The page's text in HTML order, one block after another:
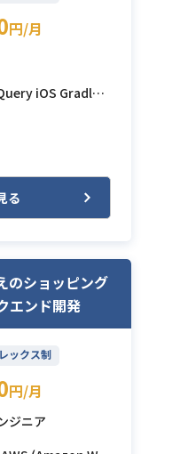
円/月
iOS GradleJ
る
のショッピング
エンド開発
ックス制
円/月
ジニア